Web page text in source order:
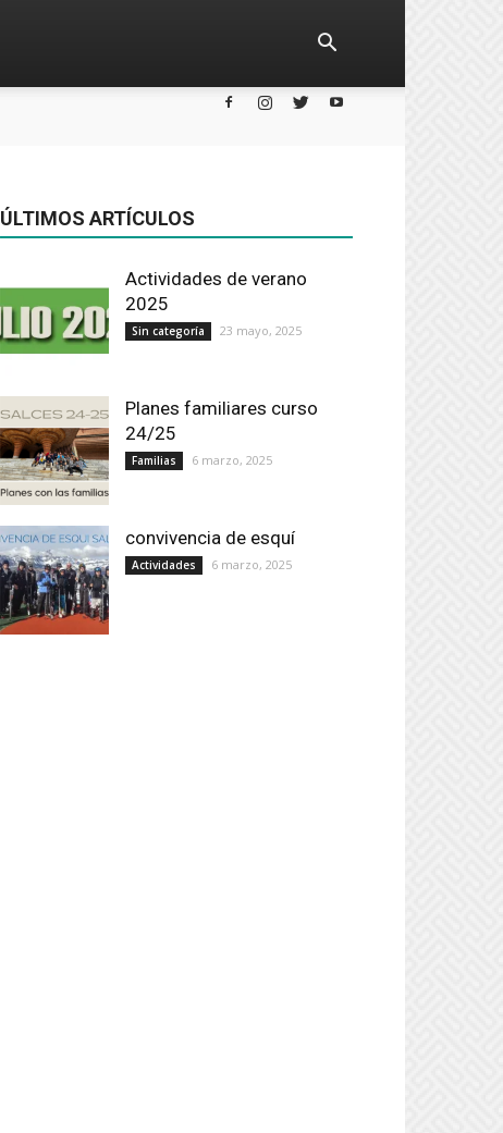
ÚLTIMOS ARTÍCULOS
Actividades de verano
2025
Sin categoría 23 mayo, 2025
Planes familiares curso
24/25
Familias 6 marzo, 2025
convivencia de esquí
Actividades 6 marzo, 2025